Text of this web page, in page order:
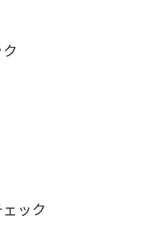
ック